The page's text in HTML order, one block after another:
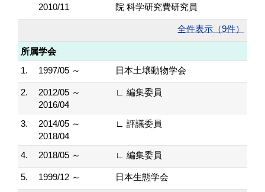
2010/11
院 科学研究費研究員
全件表示（9件）
所属学会
1.
1997/05 ～ 日本土壌動物学会
2.
2012/05 ～
2016/04
∟ 編集委員
3.
2014/05 ～
2018/04
∟ 評議委員
4. 2018/05 ～ ∟ 編集委員
5. 1999/12 ～ 日本生態学会